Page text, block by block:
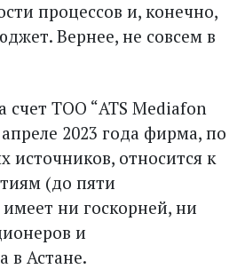
процессов и, конечно,
Вернее, не совсем в
счет ТОО “ATS Mediafon
2023 года фирма, по
источников, относится к
(до пяти
ни госкорней, ни
и
в Астане.